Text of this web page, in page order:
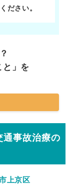
ださい。
」を
事故治療の
上京区